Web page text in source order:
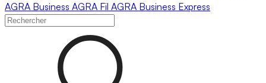
AGRA Business AGRA Fil AGRA Business Express